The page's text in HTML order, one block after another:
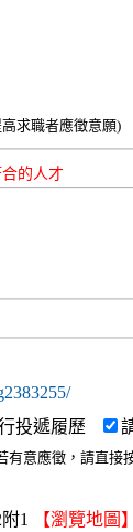
求職者應徵意願)
的人才
投遞履歷
有意應徵，請直接
1 【瀏覽地圖】